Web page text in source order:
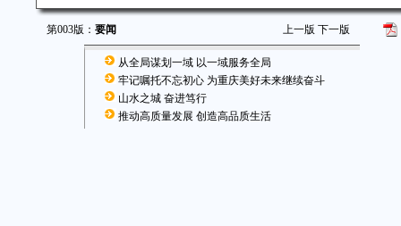
第003版： 要闻 上一版 下一版
从全局谋划一域 以一域服务全局
牢记嘱托不忘初心 为重庆美好未来继续奋斗
山水之城 奋进笃行
推动高质量发展 创造高品质生活